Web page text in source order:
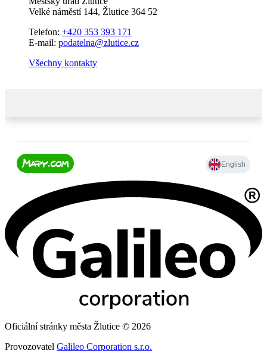
Velké náměstí 144, Žlutice 364 52
Telefon: +420 353 393 171
E-mail: podatelna@zlutice.cz
Všechny kontakty
Oficiální stránky města Žlutice © 2026
Provozovatel Galileo Corporation s.r.o.